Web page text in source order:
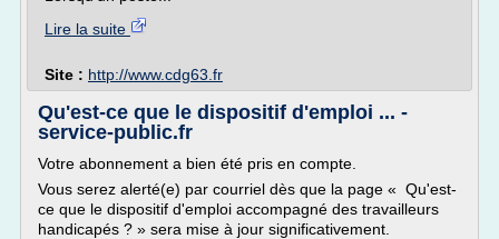
Lire la suite
Site : http://www.cdg63.fr
Qu'est-ce que le dispositif d'emploi ... -
service-public.fr
Votre abonnement a bien été pris en compte.
Vous serez alerté(e) par courriel dès que la page « Qu'est-
ce que le dispositif d'emploi accompagné des travailleurs
handicapés ? » sera mise à jour significativement.